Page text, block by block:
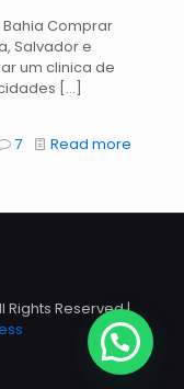
Comprar
Salvador e
um clinica de
[…]
7 Read more
Rights Reserved |